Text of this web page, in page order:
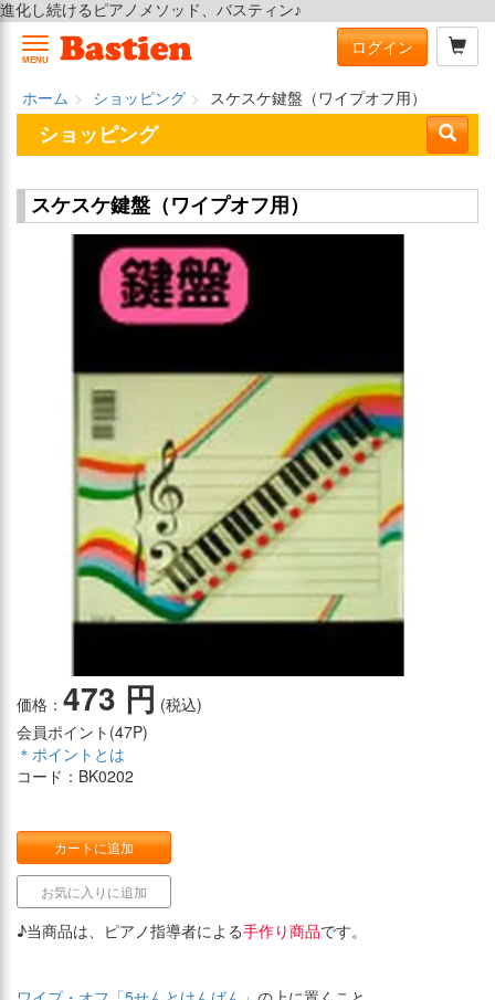
進化し続けるピアノメソッド、バスティン♪
MENU
ログイン
ホーム ショッピング
スケスケ鍵盤（ワイプオフ用）
ショッピング
スケスケ鍵盤（ワイプオフ用）
価格： 473 円 (税込)
会員ポイント(47P)
＊ポイントとは
コード：BK0202
カートに追加
お気に入りに追加
♪当商品は、ピアノ指導者による手作り商品です。